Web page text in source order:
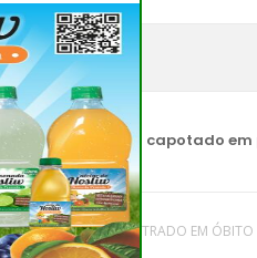
de carro capotado em
/HOMEM É ENCONTRADO EM ÓBITO